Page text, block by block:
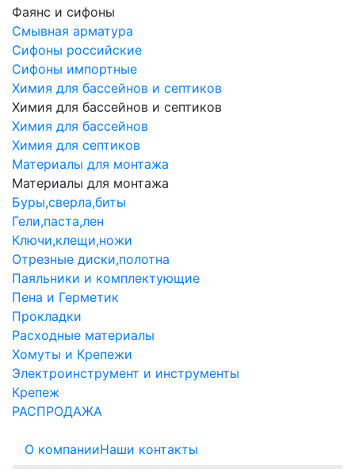
Фаянс и сифоны
Смывная арматура
Сифоны российские
Сифоны импортные
Химия для бассейнов и септиков
Химия для бассейнов и септиков
Химия для бассейнов
Химия для септиков
Материалы для монтажа
Материалы для монтажа
Буры,сверла,биты
Гели,паста,лен
Ключи,клещи,ножи
Отрезные диски,полотна
Паяльники и комплектующие
Пена и Герметик
Прокладки
Расходные материалы
Хомуты и Крепежи
Электроинструмент и инструменты
Крепеж
РАСПРОДАЖА
О компанииНаши контакты